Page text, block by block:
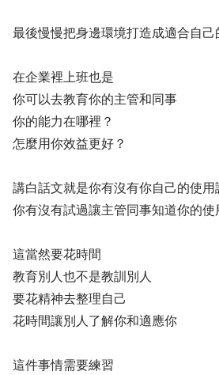
最後慢慢把身邊環境打造成適合自己
在企業裡上班也是
你可以去教育你的主管和同事
你的能力在哪裡？
怎麼用你效益更好？
講白話文就是你有沒有你自己的使用
你有沒有試過讓主管同事知道你的使
這當然要花時間
教育別人也不是教訓別人
要花精神去整理自己
花時間讓別人了解你和適應你
這件事情需要練習